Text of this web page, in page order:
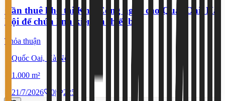
Cần thuê kho tại Khu Công nghệ cao Quất Oai, Hà
Nội để chứa linh kiện và thiết bị
Thỏa thuận
Quốc Oai, Hà Nội
1.000 m²
21/7/2026
0| 225